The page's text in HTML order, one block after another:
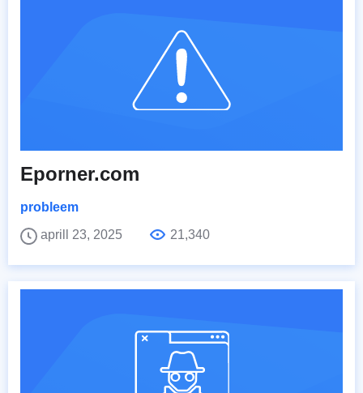
Eporner.com
probleem
aprill 23, 2025
21,340